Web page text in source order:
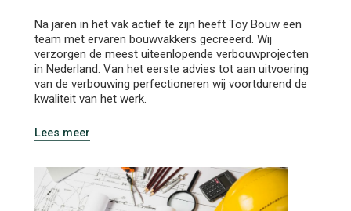
Na jaren in het vak actief te zijn heeft Toy Bouw een
team met ervaren bouwvakkers gecreëerd. Wij
verzorgen de meest uiteenlopende verbouwprojecten
in Nederland. Van het eerste advies tot aan uitvoering
van de verbouwing perfectioneren wij voortdurend de
kwaliteit van het werk.
Lees meer